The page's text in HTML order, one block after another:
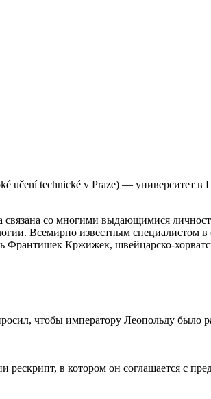
učení technické v Praze) — университет
связана со многими выдающимися
Всемирно известным специалистом
Кржижек, швейцарско-
чтобы императору Леопольду было
в котором он соглашается с